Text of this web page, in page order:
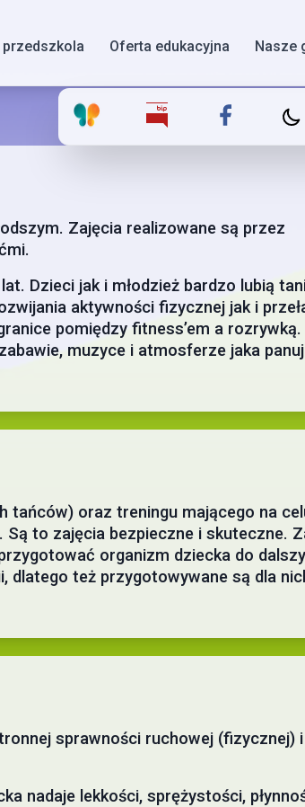
Oferta edukacyjna Nasze
Zajęcia realizowane są przez
Dzieci jak i młodzież bardzo lubią
aktywności fizycznej jak i
pomiędzy fitness’em a rozrywką.
muzyce i atmosferze jaka
tańców) oraz treningu mającego na
to zajęcia bezpieczne i skuteczne.
organizm dziecka do
dlatego też przygotowywane są dla
sprawności ruchowej (fizycznej)
nadaje lekkości, sprężystości,